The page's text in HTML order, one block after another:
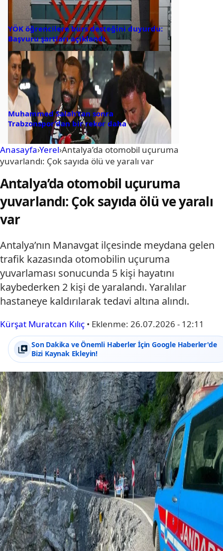
YÖK öğrencilere burs desteğini duyurdu:
Başvuru şartları açıklandı
Muhammed Salah’tan sonra
Trabzonspor’dan bir rekor daha
Anasayfa›Yerel›Antalya’da otomobil uçuruma
yuvarlandı: Çok sayıda ölü ve yaralı var
Antalya’da otomobil uçuruma
yuvarlandı: Çok sayıda ölü ve yaralı
var
Antalya’nın Manavgat ilçesinde meydana gelen
trafik kazasında otomobilin uçuruma
yuvarlaması sonucunda 5 kişi hayatını
kaybederken 2 kişi de yaralandı. Yaralılar
hastaneye kaldırılarak tedavi altına alındı.
Kürşat Muratcan Kılıç • Eklenme: 26.07.2026 - 12:11
Son Dakika ve Önemli Haberler İçin Google Haberler'de
Bizi Kaynak Ekleyin!